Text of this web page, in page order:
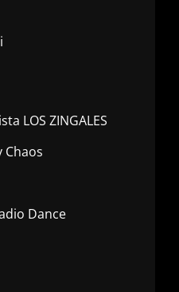
LOS ZINGALES
Chaos
Dance